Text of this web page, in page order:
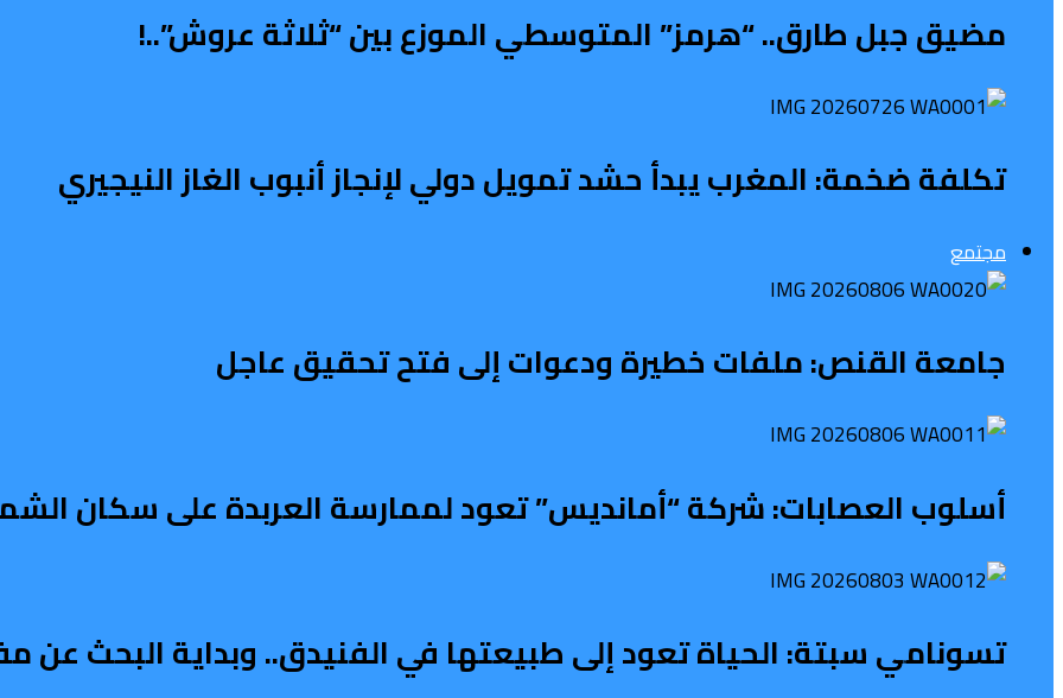
مضيق جبل طارق.. “هرمز” المتوسطي الموزع بين “ثلاثة عروش”..!
تكلفة ضخمة: المغرب يبدأ حشد تمويل دولي لإنجاز أنبوب الغاز النيجيري
مجتمع
جامعة القنص: ملفات خطيرة ودعوات إلى فتح تحقيق عاجل
أسلوب العصابات: شركة “أمانديس” تعود لممارسة العربدة على سكان
تسونامي سبتة: الحياة تعود إلى طبيعتها في الفنيدق.. وبداية البحث عن